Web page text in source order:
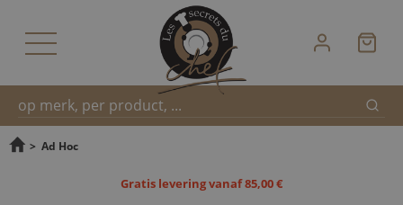
Snel
> Ad Hoc
Gratis levering vanaf 85,00 €